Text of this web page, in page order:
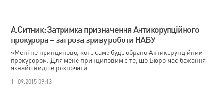
А.Ситник: Затримка призначення Антикорупційного
прокурора – загроза зриву роботи НАБУ
«Мені не принципово, кого саме буде обрано Антикорупційним
прокурором. Для мене принциповим є те, що Бюро має бажання
якнайшвидше розпочати ...
11.09.2015 09:13